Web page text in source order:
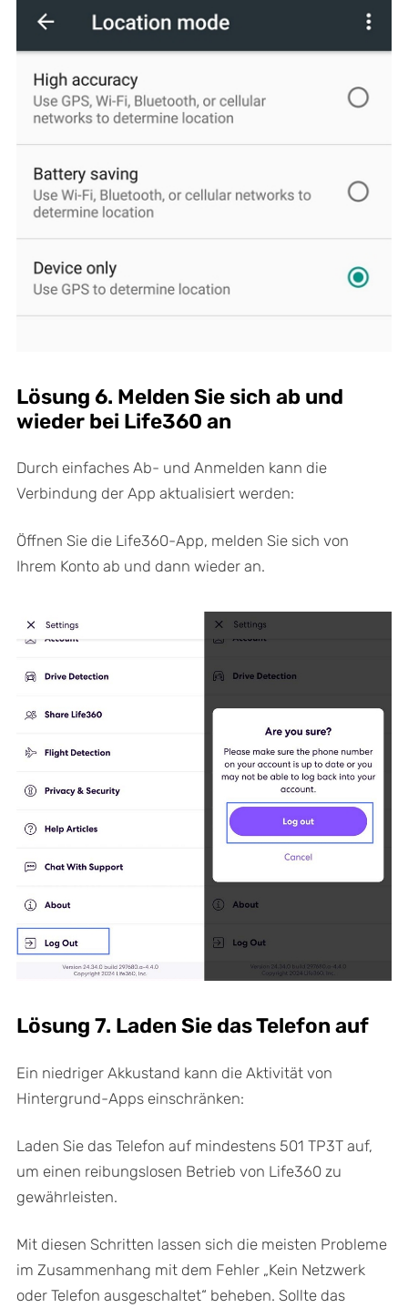
Lösung 6. Melden Sie sich ab und
wieder bei Life360 an
Durch einfaches Ab- und Anmelden kann die
Verbindung der App aktualisiert werden:
Öffnen Sie die Life360-App, melden Sie sich von
Ihrem Konto ab und dann wieder an.
Lösung 7. Laden Sie das Telefon auf
Ein niedriger Akkustand kann die Aktivität von
Hintergrund-Apps einschränken:
Laden Sie das Telefon auf mindestens 501 TP3T auf,
um einen reibungslosen Betrieb von Life360 zu
gewährleisten.
Mit diesen Schritten lassen sich die meisten Probleme
im Zusammenhang mit dem Fehler „Kein Netzwerk
oder Telefon ausgeschaltet“ beheben. Sollte das